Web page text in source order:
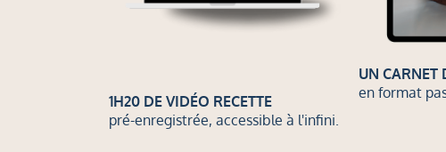
1H20 DE VIDÉO RECETTE
pré-enregistrée, accessible à l'infini.
UN CARNET
en format